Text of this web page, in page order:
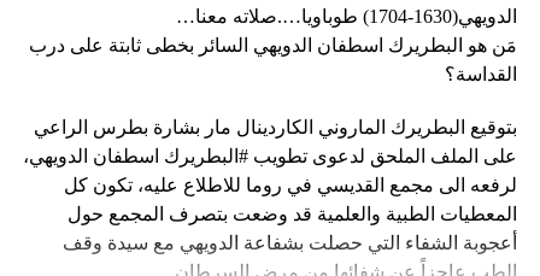
البلاد، وتبادلوا إطلاق النار مع الشرطة والجنود، مما أدى إلى
إلغاء جميع الرحلات الداخلية والدولية.
ألف شخص من منازلهم منذ عطلة نهاية الأسبوع بسبب أعمال
العنف.
وقال رجل من هايتي يدعى نيكولا لوكالة رويترز للأنباء: “أجبرتنا
الدويهي(1630-1704) طوباويا….صلاته معنا…
مَن هو البطريرك اسطفان الدويهي السائر بخطى ثابتة على درب
القداسة؟
بتوقيع البطريرك الماروني الكاردينال مار بشارة بطرس الراعي
على الملف الملحق لدعوى تطويب #البطريرك اسطفان الدويهي،
لرفعه الى مجمع القديسي في روما للاطلاع عليه، تكون كل
المعطيات الطبية والعلمية قد وضعت بتصرف المجمع حول
أعجوبة الشفاء التي حصلت بشفاعة الدويهي مع سيدة وقف